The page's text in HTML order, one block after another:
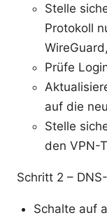
Stelle
Protokoll
Prüfe
auf die
Stelle
den VPN-
Schritt 2 –
Schalte auf